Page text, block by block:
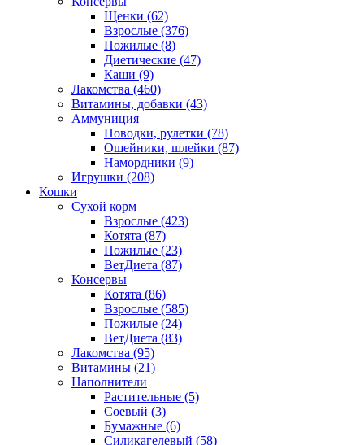
Щенки (62)
Взрослые (376)
Пожилые (8)
Диетические (47)
Каши (9)
Лакомства (460)
Витамины, добавки (43)
Аммуниция
Поводки, рулетки (78)
Ошейники, шлейки (87)
Намордники (9)
Игрушки (208)
Кошки
Сухой корм
Взрослые (423)
Котята (87)
Пожилые (23)
ВетДиета (87)
Консервы
Котята (86)
Взрослые (585)
Пожилые (24)
ВетДиета (83)
Лакомства (95)
Витамины (21)
Наполнители
Растительные (5)
Соевый (3)
Бумажные (6)
Силикагелевый (58)